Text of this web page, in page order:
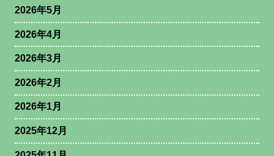
2026年5月
2026年4月
2026年3月
2026年2月
2026年1月
2025年12月